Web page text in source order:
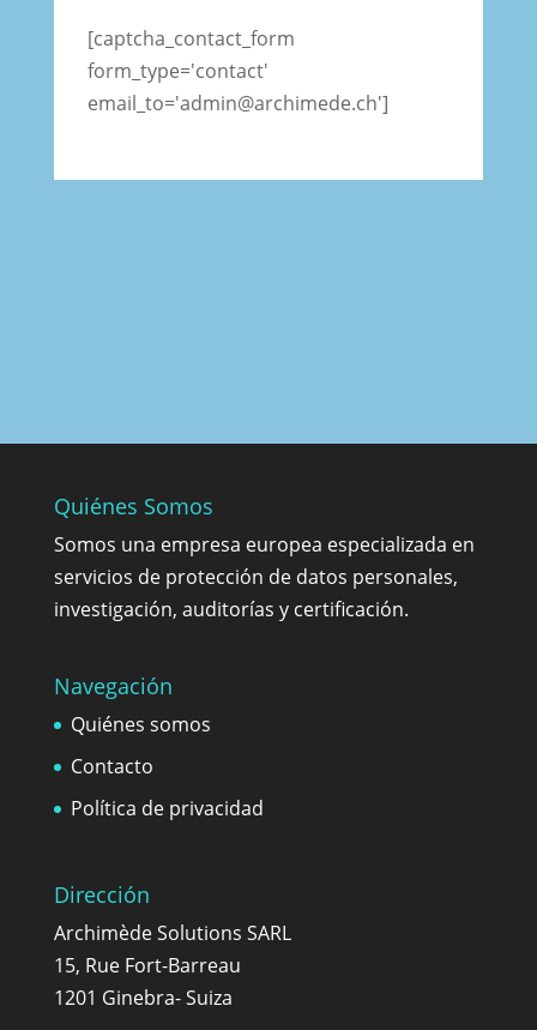
[captcha_contact_form
form_type='contact'
email_to='admin@archimede.ch']
Quiénes Somos
Somos una empresa europea especializada en
servicios de protección de datos personales,
investigación, auditorías y certificación.
Navegación
Quiénes somos
Contacto
Política de privacidad
Dirección
Archimède Solutions SARL
15, Rue Fort-Barreau
1201 Ginebra- Suiza